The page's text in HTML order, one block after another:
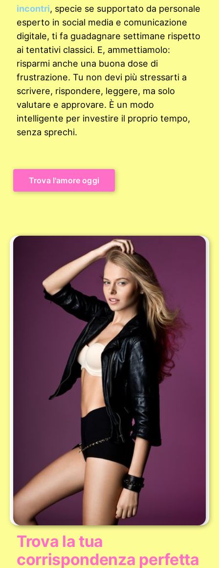
incontri, specie se supportato da personale
esperto in social media e comunicazione
digitale, ti fa guadagnare settimane rispetto
ai tentativi classici. E, ammettiamolo:
risparmi anche una buona dose di
frustrazione. Tu non devi più stressarti a
scrivere, rispondere, leggere, ma solo
valutare e approvare. È un modo
intelligente per investire il proprio tempo,
senza sprechi.
Trova l'amore oggi
Trova la tua
corrispondenza perfetta